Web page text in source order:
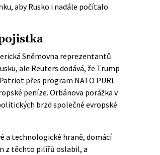
aby Rusko i nadále počítalo
Sněmovna reprezentantů
ale Reuters dodává, že Trump
přes program NATO PURL
peníze. Orbánova porážka v
brzd společné evropské
a technologické hraně, domácí
z těchto pilířů oslabil, a